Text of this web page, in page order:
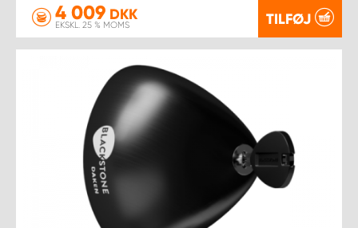
4 009 DKK
EKSKL. 25 % MOMS TILFØJ